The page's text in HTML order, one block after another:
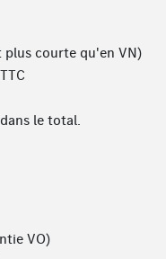
plus courte qu'en VN)
le total.
VO)